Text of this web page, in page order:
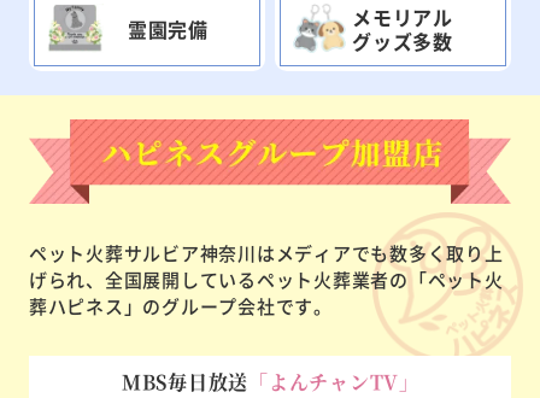
霊園完備
メモリアル
グッズ多数
ペット火葬サルビア神奈川はメディアでも数多く取り上
げられ、 全国展開しているペット火葬業者の「ペット火
葬ハピネス」のグループ会社です。
MBS毎日放送 「よんチャンTV」